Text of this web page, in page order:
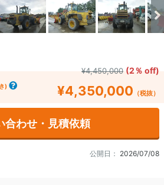
)
¥4,450,000 (2％ off)
¥4,350,000 （税抜）
合わせ・見積依頼
公開日： 2026/07/08